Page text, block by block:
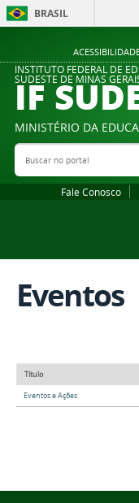
BRASIL
INSTITUTO FEDERAL DE
SUDESTE DE MINAS
IF
MINISTÉRIO DA
Buscar no portal
Fale Conosco
Eventos
Título
Eventos e Ações